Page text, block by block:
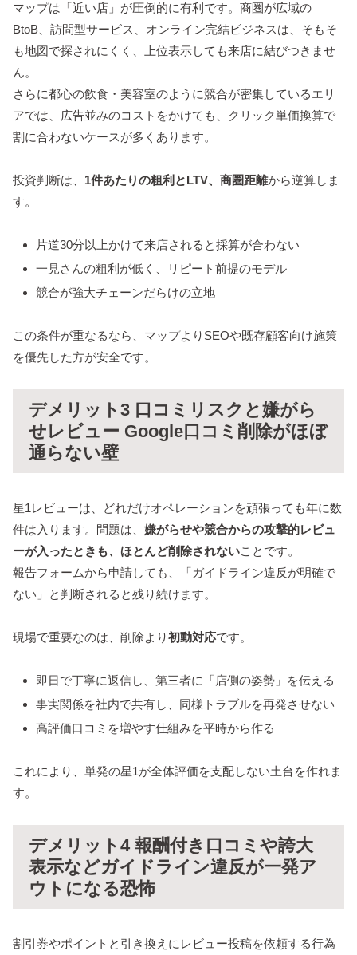
マップは「近い店」が圧倒的に有利です。商圏が広域の
BtoB、訪問型サービス、オンライン完結ビジネスは、そもそ
も地図で探されにくく、上位表示しても来店に結びつきませ
ん。
さらに都心の飲食・美容室のように競合が密集しているエリ
アでは、広告並みのコストをかけても、クリック単価換算で
割に合わないケースが多くあります。
投資判断は、 1件あたりの粗利とLTV、商圏距離から逆算しま
す。
片道30分以上かけて来店されると採算が合わない
一見さんの粗利が低く、リピート前提のモデル
競合が強大チェーンだらけの立地
この条件が重なるなら、マップよりSEOや既存顧客向け施策
を優先した方が安全です。
デメリット3 口コミリスクと嫌がら
せレビュー Google口コミ削除がほぼ
通らない壁
星1レビューは、どれだけオペレーションを頑張っても年に数
件は入ります。問題は、 嫌がらせや競合からの攻撃的レビュ
ーが入ったときも、ほとんど削除されないことです。
報告フォームから申請しても、「ガイドライン違反が明確で
ない」と判断されると残り続けます。
現場で重要なのは、削除より初動対応です。
即日で丁寧に返信し、第三者に「店側の姿勢」を伝える
事実関係を社内で共有し、同様トラブルを再発させない
高評価口コミを増やす仕組みを平時から作る
これにより、単発の星1が全体評価を支配しない土台を作れま
す。
デメリット4 報酬付き口コミや誇大
表示などガイドライン違反が一発ア
ウトになる恐怖
割引券やポイントと引き換えにレビュー投稿を依頼する行為